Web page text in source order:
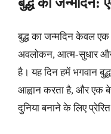
बुद्ध का जन्मदिन केवल एक
अवलोकन, आत्म-सुधार
है। यह दिन हमें भगवान
आह्वान करता है, और एक
दुनिया बनाने के लिए